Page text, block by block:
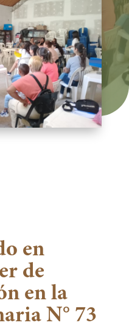
en
de
en la
N° 73